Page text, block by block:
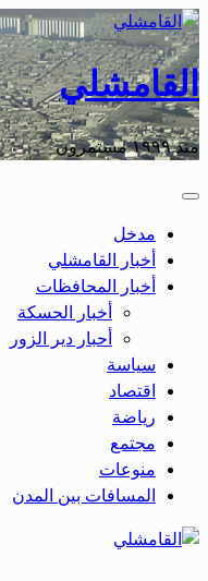
القامشلي
منذ ١٩٩٩ مستمرون
مدخل
أخبار القامشلي
أخبار المحافظات
أخبار الحسكة
أحبار دير الزور
سياسة
اقتصاد
رياضة
مجتمع
منوعات
المسافات بين المدن